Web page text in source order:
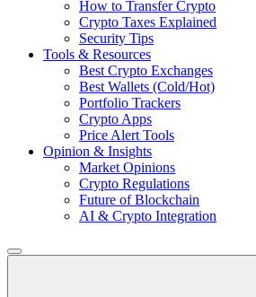
How to Transfer Crypto
Crypto Taxes Explained
Security Tips
Tools & Resources
Best Crypto Exchanges
Best Wallets (Cold/Hot)
Portfolio Trackers
Crypto Apps
Price Alert Tools
Opinion & Insights
Market Opinions
Crypto Regulations
Future of Blockchain
AI & Crypto Integration